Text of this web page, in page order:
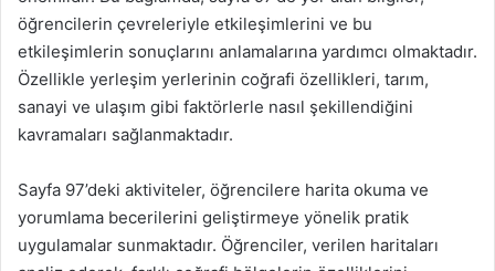
öğrencilerin çevreleriyle etkileşimlerini ve bu
etkileşimlerin sonuçlarını anlamalarına yardımcı olmaktadır.
Özellikle yerleşim yerlerinin coğrafi özellikleri, tarım,
sanayi ve ulaşım gibi faktörlerle nasıl şekillendiğini
kavramaları sağlanmaktadır.
Sayfa 97’deki aktiviteler, öğrencilere harita okuma ve
yorumlama becerilerini geliştirmeye yönelik pratik
uygulamalar sunmaktadır. Öğrenciler, verilen haritaları